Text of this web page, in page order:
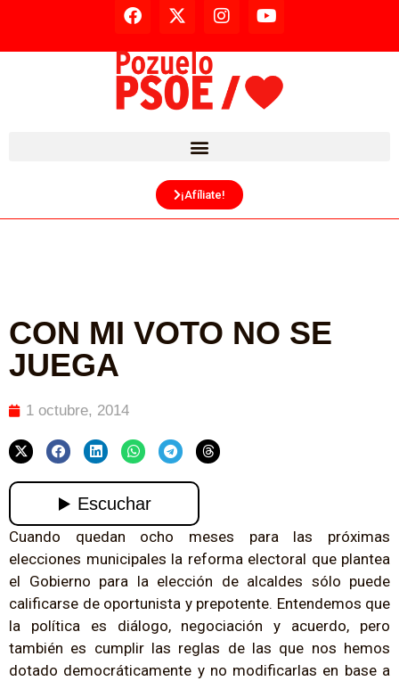
¡Afíliate!
CON MI VOTO NO SE
JUEGA
1 octubre, 2014
Cuando quedan ocho meses para las próximas
elecciones municipales la reforma electoral que plantea
el Gobierno para la elección de alcaldes sólo puede
calificarse de oportunista y prepotente. Entendemos que
la política es diálogo, negociación y acuerdo, pero
también es cumplir las reglas de las que nos hemos
dotado democráticamente y no modificarlas en base a